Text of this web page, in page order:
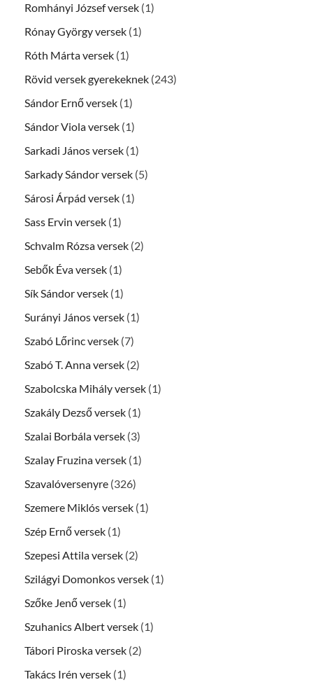
Romhányi József versek (1)
Rónay György versek (1)
Róth Márta versek (1)
Rövid versek gyerekeknek (243)
Sándor Ernő versek (1)
Sándor Viola versek (1)
Sarkadi János versek (1)
Sarkady Sándor versek (5)
Sárosi Árpád versek (1)
Sass Ervin versek (1)
Schvalm Rózsa versek (2)
Sebők Éva versek (1)
Sík Sándor versek (1)
Surányi János versek (1)
Szabó Lőrinc versek (7)
Szabó T. Anna versek (2)
Szabolcska Mihály versek (1)
Szakály Dezső versek (1)
Szalai Borbála versek (3)
Szalay Fruzina versek (1)
Szavalóversenyre (326)
Szemere Miklós versek (1)
Szép Ernő versek (1)
Szepesi Attila versek (2)
Szilágyi Domonkos versek (1)
Szőke Jenő versek (1)
Szuhanics Albert versek (1)
Tábori Piroska versek (2)
Takács Irén versek (1)